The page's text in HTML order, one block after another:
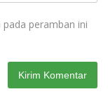
peramban ini